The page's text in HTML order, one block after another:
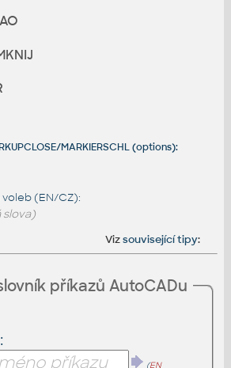
MARKIERSCHL (options):
(EN/CZ):
slova)
Vizsouvisející tipy:
příkazů AutoCADu
(EN